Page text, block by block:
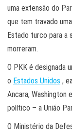
uma extensão do
que tem travado
Estado turco para a
morreram.
O PKK é designada
o Estados Unidos ,
Ancara, Washington
político – a União
O Ministério da